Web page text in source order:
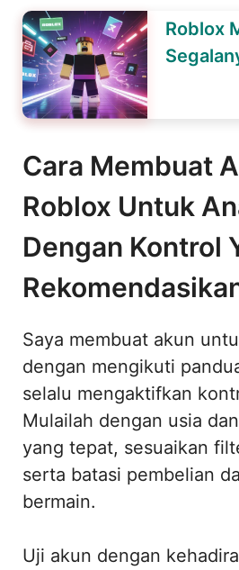
Roblox
Cara Membuat
Roblox Untuk
Dengan Kontrol
Saya membuat akun
dengan mengikuti
selalu mengaktifkan
Mulailah dengan usia
yang tepat, sesuaikan
serta batasi pembelian
bermain.
Uji akun dengan